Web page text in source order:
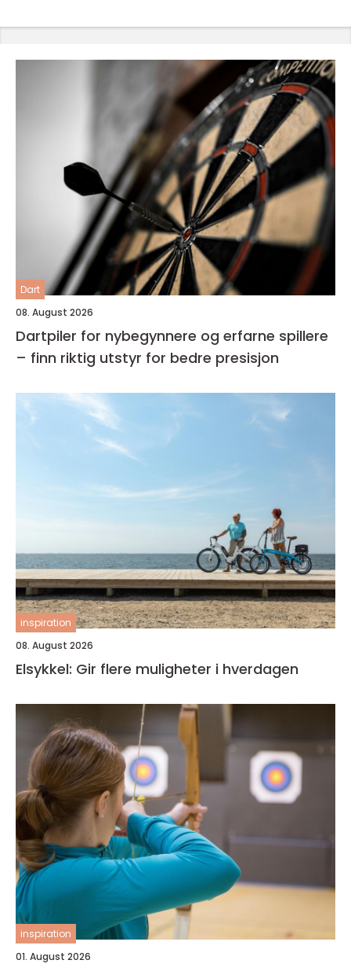
Dart
08. August 2026
Dartpiler for nybegynnere og erfarne spillere
– finn riktig utstyr for bedre presisjon
inspiration
08. August 2026
Elsykkel: Gir flere muligheter i hverdagen
inspiration
01. August 2026